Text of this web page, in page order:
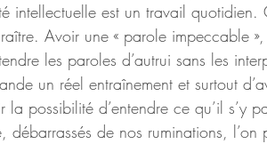
intellectuelle est un travail
Avoir une « parole impeccable
les paroles d’autrui sans les
un réel entraînement et surtout
la possibilité d’entendre ce qu’il s’y
débarrassés de nos ruminations,